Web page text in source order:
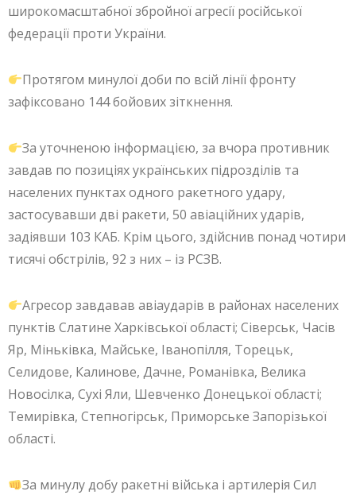
широкомасштабної збройної агресії російської
федерації проти України.
Протягом минулої доби по всій лінії фронту
зафіксовано 144 бойових зіткнення.
За уточненою інформацією, за вчора противник
завдав по позиціях українських підрозділів та
населених пунктах одного ракетного удару,
застосувавши дві ракети, 50 авіаційних ударів,
задіявши 103 КАБ. Крім цього, здійснив понад чотири
тисячі обстрілів, 92 з них – із РСЗВ.
Агресор завдавав авіаударів в районах населених
пунктів Слатине Харківської області; Сіверськ, Часів
Яр, Міньківка, Майське, Іванопілля, Торецьк,
Селидове, Калинове, Дачне, Романівка, Велика
Новосілка, Сухі Яли, Шевченко Донецької області;
Темирівка, Степногірськ, Приморське Запорізької
області.
За минулу добу ракетні війська і артилерія Сил